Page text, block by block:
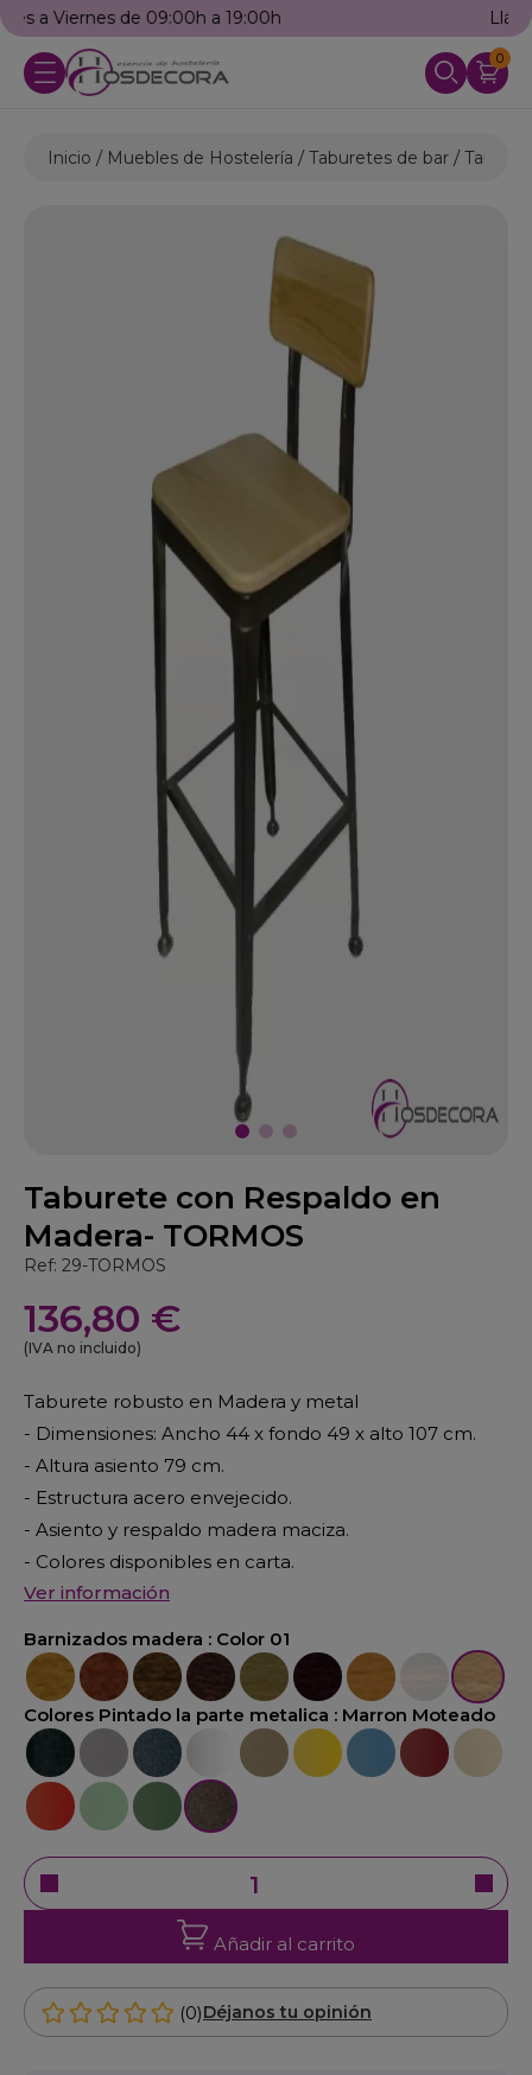
Llámanos: 976 25 59 91
0
Inicio Muebles de Hostelería Taburetes de bar
Taburete con Respaldo en
Madera- TORMOS
Ref: 29-TORMOS
136,80 €
(IVA no incluido)
Taburete robusto en Madera y metal
- Dimensiones: Ancho 44 x fondo 49 x alto 107 cm.
- Altura asiento 79 cm.
- Estructura acero envejecido.
- Asiento y respaldo madera maciza.
- Colores disponibles en carta.
Ver información
Barnizados madera : Color 01
Color 02Color 07Color 04Color 05Color 06Color 30Color 03Color 20Color 01
Colores Pintado la parte metalica : Marron Moteado
NegroGris AntracitaBlancoTaupeAmarilloAzul claroBurdeosCrema
Rojo Verde claroVerde olivaMarron Moteado
Añadir al carrito
(0)Déjanos tu opinión